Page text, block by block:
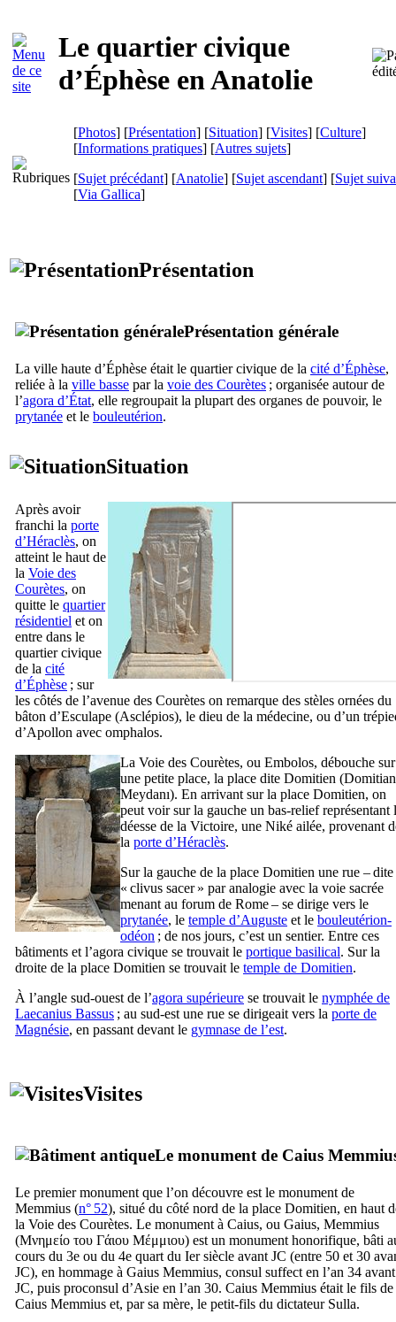
Le quartier civique
d’Éphèse en Anatolie
[Photos] [Présentation] [Situation] [Visites] [Culture]
[Informations pratiques] [Autres sujets]
[Sujet précédant] [Anatolie] [Sujet ascendant] [Sujet
[Via Gallica]
Présentation
Présentation générale
La ville haute d’Éphèse était le quartier civique de la cité d’Éphèse,
reliée à la ville basse par la voie des Courètes ; organisée autour de
l’agora d’État, elle regroupait la plupart des organes de pouvoir, le
prytanée et le bouleutérion.
Situation
Après avoir
franchi la porte
d’Héraclès, on
atteint le haut de
la Voie des
Courètes, on
quitte le quartier
résidentiel et on
entre dans le
quartier civique
de la cité
d’Éphèse ; sur
les côtés de l’avenue des Courètes on remarque des stèles ornées du
bâton d’Esculape (Asclépios), le dieu de la médecine, ou d’un
d’Apollon avec omphalos.
La Voie des Courètes, ou Embolos, débouche sur
une petite place, la place dite Domitien (
Meydanı). En arrivant sur la place Domitien, on
peut voir sur la gauche un bas-relief représentant
déesse de la Victoire, une Niké ailée, provenant
la porte d’Héraclès.
Sur la gauche de la place Domitien une rue – dite
« clivus sacer» par analogie avec la voie sacrée
menant au forum de Rome – se dirige vers le
prytanée, le temple d’Auguste et le bouleutérion-
odéon ; de nos jours, c’est un sentier. Entre ces
bâtiments et l’agora civique se trouvait le portique basilical. Sur la
droite de la place Domitien se trouvait le temple de Domitien.
À l’angle sud-ouest de l’agora supérieure se trouvait le nymphée de
Laecanius Bassus ; au sud-est une rue se dirigeait vers la porte de
Magnésie, en passant devant le gymnase de l’est.
Visites
Le monument de Caius
Le premier monument que l’on découvre est le monument de
Memmius (n° 52), situé du côté nord de la place Domitien, en haut
la Voie des Courètes. Le monument à Caius, ou Gaius, Memmius
(Μνημείο του Γάιου Μέμμιου) est un monument honorifique, bâti
cours du 3e ou du 4e quart du Iersiècle avant JC (entre 50 et 30
JC), en hommage à Gaius Memmius, consul suffect en l’an 34 avant
JC, puis proconsul d’Asie en l’an 30. Caius Memmius était le fils de
Caius Memmius et, par sa mère, le petit-fils du dictateur Sulla.